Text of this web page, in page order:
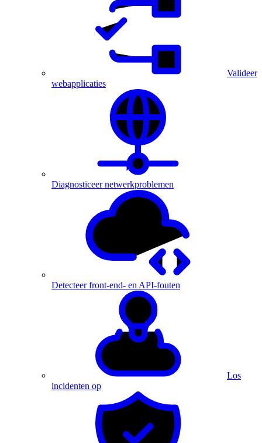
Valideer
webapplicaties
Diagnosticeer netwerkproblemen
Detecteer front-end- en API-fouten
Los
incidenten op